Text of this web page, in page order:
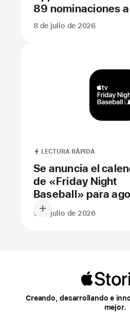
89 nominaciones
8 de julio de 2026
LECTURA RÁPIDA
Se anuncia el
de «Friday Night
Baseball» para
9 de julio de 2026
Creando, desarrollando e
mejor.